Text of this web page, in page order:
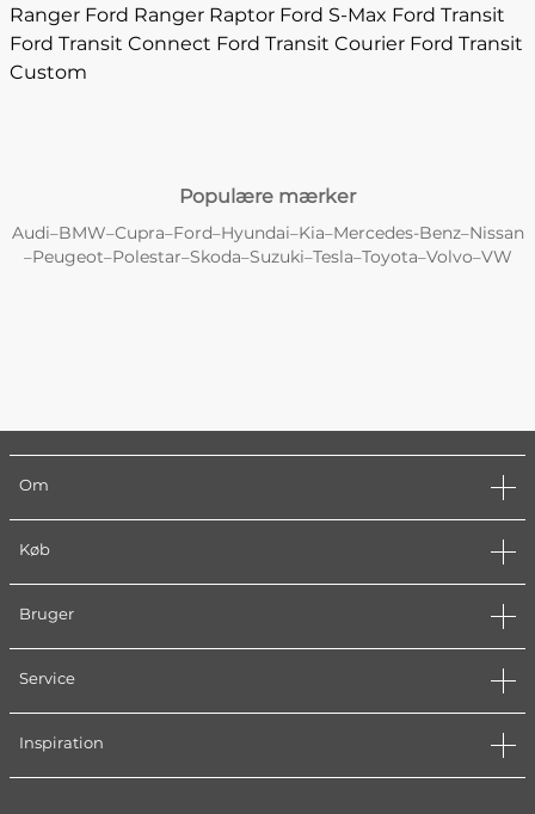
Ranger Ford Ranger Raptor Ford S-Max Ford Transit
Ford Transit Connect Ford Transit Courier Ford Transit
Custom
Populære mærker
Audi–BMW–Cupra–Ford–Hyundai–Kia–Mercedes-Benz–Nissan
–Peugeot–Polestar–Skoda–Suzuki–Tesla–Toyota–Volvo–VW
Om
Køb
Bruger
Service
Inspiration